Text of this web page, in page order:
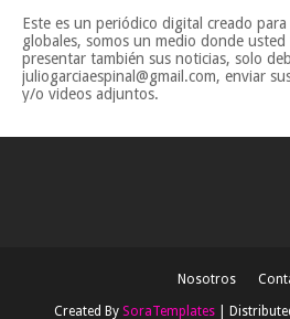
Este es un periódico digital creado
globales, somos un medio donde
presentar también sus noticias, solo
juliogarciaespinal@gmail.com, enviar
y/o videos adjuntos.
Nosotros
Created By SoraTemplates |